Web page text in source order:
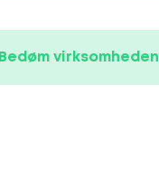
Bedøm virksomheden